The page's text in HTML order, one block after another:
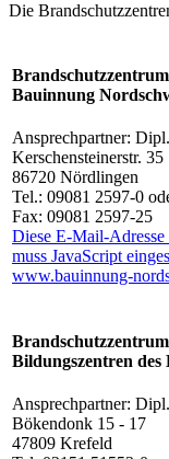
Die
Bauinnung
Ansprechpartner:
Kerschensteinerstr. 35
86720 Nördlingen
Tel.: 09081 2597-0
Fax: 09081 2597-25
Diese E-Mail-
muss JavaScript
www.bauinnung-
Bildungszentren des
Ansprechpartner:
Bökendonk 15 - 17
47809 Krefeld